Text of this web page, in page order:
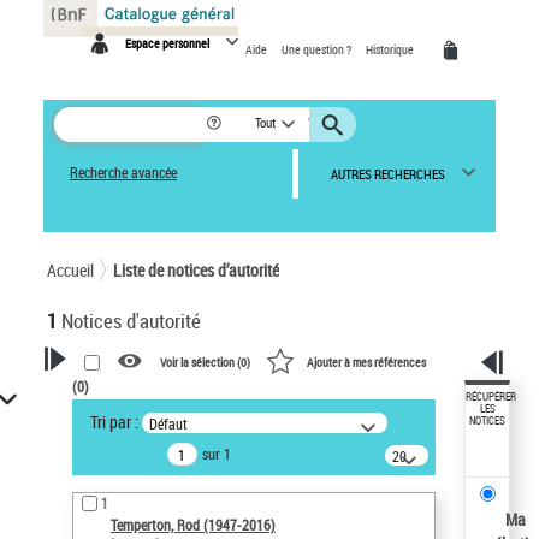
Espace personnel Aide Une question ? Historique
Tout
Recherche avancée AUTRES RECHERCHES
Accueil Liste de notices d’autorité
1 Notices d'autorité
VOTRE RECHERCHE
Recherche avancée dans les
notices d’autorité
Œuvres liées à l'auteur :
Temperton, Rod (1947-2016)
Voir la sélection (0) Ajouter à mes références
(0)
Tri par : Défaut
sur 1
20
résultats/page
1
Temperton, Rod (1947-2016)
RÉCUPÉRER
LES
NOTICES
Ma
Panneau de gestion des cookies